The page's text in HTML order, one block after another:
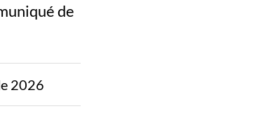
de
2026